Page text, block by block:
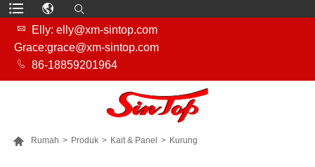

Elly: elly@xm-sintop.com
Grace:grace@xm-sintop.com
 86-18859201964
 Rumah > Produk > Kait & Panel > Kurung